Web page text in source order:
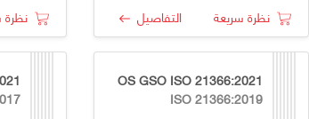
نظرة سريعة التفاصيل نظرة
OS GSO ISO 21366:2021
ISO 21366:2019